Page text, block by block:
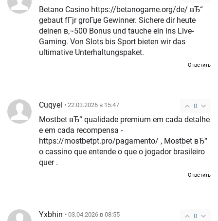
Betano Casino https://betanogame.org/de/ вЂ“
gebaut fГјr groГџe Gewinner. Sichere dir heute
deinen в‚¬500 Bonus und tauche ein ins Live-
Gaming. Von Slots bis Sport bieten wir das
ultimative Unterhaltungspaket.
Ответить
0
Cuqyel • 22.03.2026 в 15:47
Mostbet вЂ“ qualidade premium em cada detalhe
e em cada recompensa -
https://mostbetpt.pro/pagamento/ , Mostbet вЂ“
o cassino que entende o que o jogador brasileiro
quer .
Ответить
0
Yxbhin • 03.04.2026 в 08:55